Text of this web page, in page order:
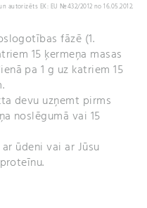
autorizēts EK: EU №432/2012 no 16.05.2012.
fāzē (1.
15 ķermeņa masas
pa 1 g uz katriem 15
devu uzņemt pirms
noslēgumā vai 15
ūdeni vai ar Jūsu